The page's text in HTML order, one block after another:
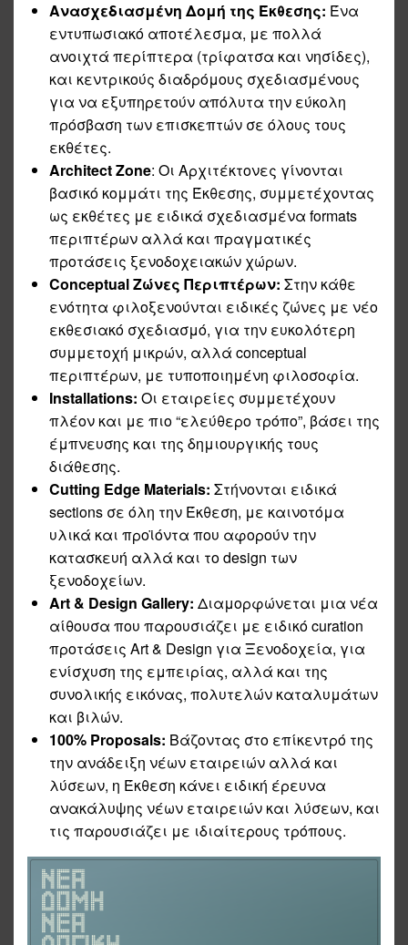
Ανασχεδιασμένη Δομή της Έκθεσης: Ένα
εντυπωσιακό αποτέλεσμα, με πολλά
ανοιχτά περίπτερα (τρίφατσα και νησίδες),
και κεντρικούς διαδρόμους σχεδιασμένους
για να εξυπηρετούν απόλυτα την εύκολη
πρόσβαση των επισκεπτών σε όλους τους
εκθέτες.
Architect Zone: Οι Αρχιτέκτονες γίνονται
βασικό κομμάτι της Έκθεσης, συμμετέχοντας
ως εκθέτες με ειδικά σχεδιασμένα formats
περιπτέρων αλλά και πραγματικές
προτάσεις ξενοδοχειακών χώρων.
Conceptual Ζώνες Περιπτέρων: Στην κάθε
ενότητα φιλοξενούνται ειδικές ζώνες με νέο
εκθεσιακό σχεδιασμό, για την ευκολότερη
συμμετοχή μικρών, αλλά conceptual
περιπτέρων, με τυποποιημένη φιλοσοφία.
Installations: Οι εταιρείες συμμετέχουν
πλέον και με πιο “ελεύθερο τρόπο”, βάσει της
έμπνευσης και της δημιουργικής τους
διάθεσης.
Cutting Edge Materials: Στήνονται ειδικά
sections σε όλη την Έκθεση, με καινοτόμα
υλικά και προϊόντα που αφορούν την
κατασκευή αλλά και το design των
ξενοδοχείων.
Art & Design Gallery: Διαμορφώνεται μια νέα
αίθουσα που παρουσιάζει με ειδικό curation
προτάσεις Art & Design για Ξενοδοχεία, για
ενίσχυση της εμπειρίας, αλλά και της
συνολικής εικόνας, πολυτελών καταλυμάτων
και βιλών.
100% Proposals: Βάζοντας στο επίκεντρό της
την ανάδειξη νέων εταιρειών αλλά και
λύσεων, η Έκθεση κάνει ειδική έρευνα
ανακάλυψης νέων εταιρειών και λύσεων, και
τις παρουσιάζει με ιδιαίτερους τρόπους.